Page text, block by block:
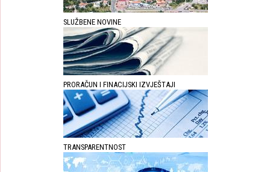
SLUŽBENE NOVINE
PRORAČUN I FINACIJSKI IZVJEŠTAJI
TRANSPARENTNOST